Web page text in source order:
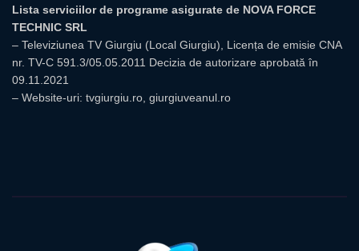
Lista serviciilor de programe asigurate de NOVA FORCE
TECHNIC SRL
– Televiziunea TV Giurgiu (Local Giurgiu), Licența de emisie CNA
nr. TV-C 591.3/05.05.2011 Decizia de autorizare aprobată în
09.11.2021
– Website-uri: tvgiurgiu.ro, giurgiuveanul.ro